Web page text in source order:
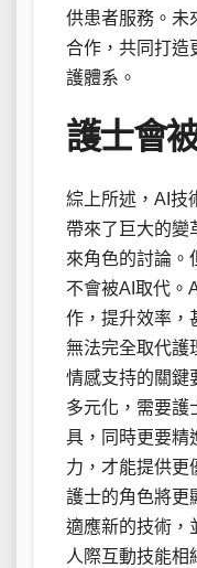
供患者服務。未
合作，共同打造
護體系。
護士會
綜上所述，AI技
帶來了巨大的變
來角色的討論。
不會被AI取代。
作，提升效率，
無法完全取代護
情感支持的關鍵
多元化，需要護
具，同時更要精
力，才能提供更
護士的角色將更
適應新的技術，
人際互動技能相